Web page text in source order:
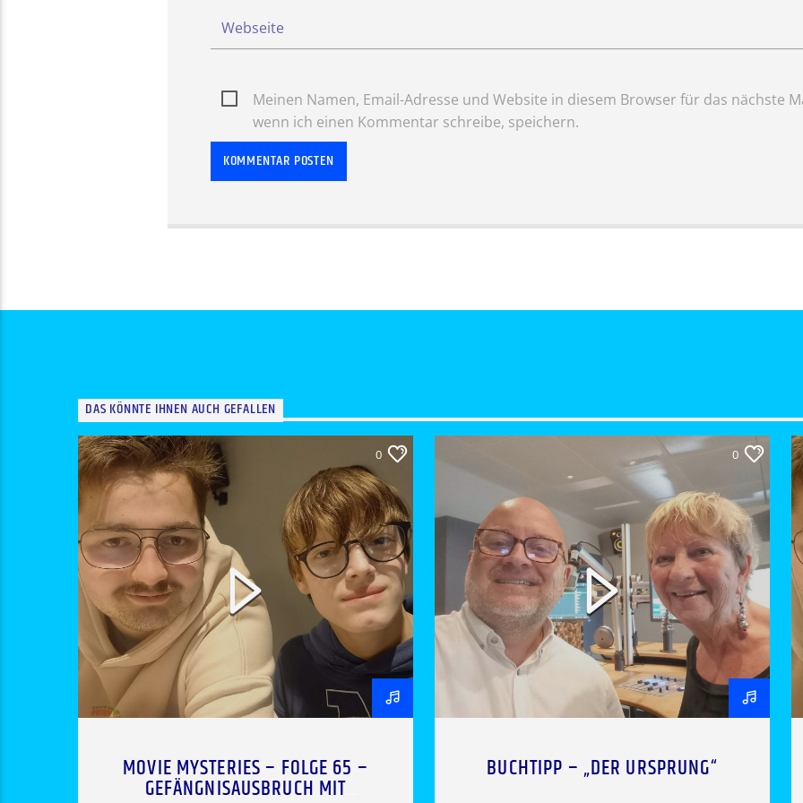
Meinen Namen, Email-Adresse und Website in diesem Browser für das nächste
wenn ich einen Kommentar schreibe, speichern.
DAS KÖNNTE IHNEN AUCH GEFALLEN
0
MOVIE MYSTERIES – FOLGE 65 –
GEFÄNGNISAUSBRUCH MIT
0
BUCHTIPP – „DER URSPRUNG“